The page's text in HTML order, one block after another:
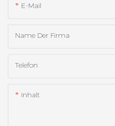
E-Mail
Name Der Firma
Telefon
Inhalt